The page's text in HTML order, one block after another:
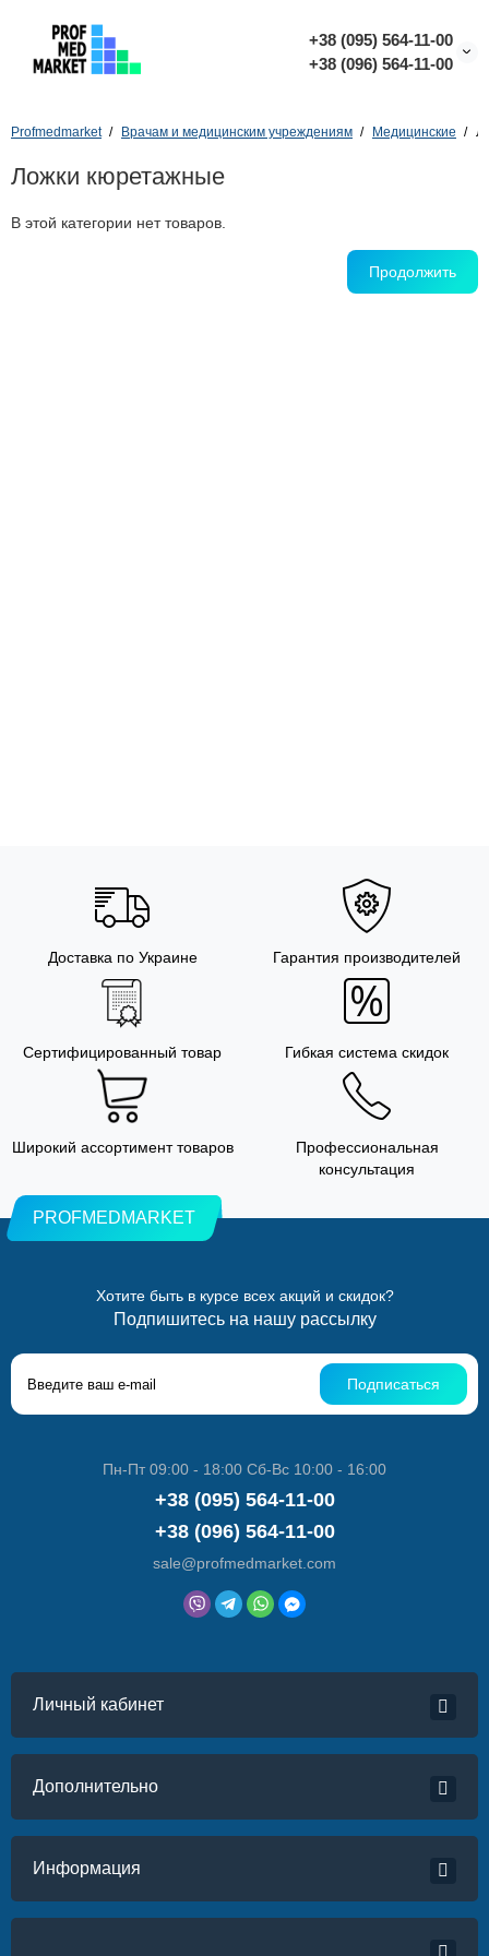
+38 (095) 564-11-00
+38 (096) 564-11-00
Profmedmarket Врачам и медицинским учреждениям Медицинские
Ложки кюретажные
В этой категории нет товаров.
Продолжить
Доставка по Украине Гарантия производителей
Сертифицированный товар Гибкая система скидок
Широкий ассортимент товаров
Профессиональная
консультация
PROFMEDMARKET
Хотите быть в курсе всех акций и скидок?
Подпишитесь на нашу рассылку
Подписаться
Пн-Пт 09:00 - 18:00 Сб-Вс 10:00 - 16:00
+38 (095) 564-11-00
+38 (096) 564-11-00
sale@profmedmarket.com
Личный кабинет
Дополнительно
Информация